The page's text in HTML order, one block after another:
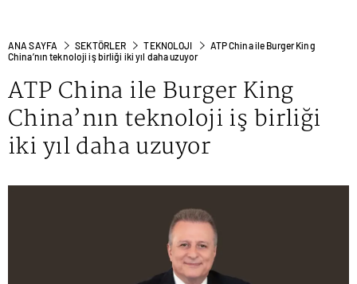
ANA SAYFA SEKTÖRLER TEKNOLOJI
ATP China ile Burger King
China’nın teknoloji iş birliği iki yıl daha uzuyor
ATP China ile Burger King
China’nın teknoloji iş birliği
iki yıl daha uzuyor